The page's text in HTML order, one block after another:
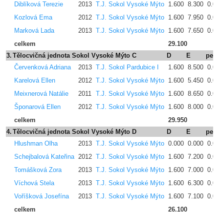
Diblíková Terezie
2013 T.J. Sokol Vysoké Mýto 1.600 8.300
Kozlová Ema
2012 T.J. Sokol Vysoké Mýto 1.600 7.950
Marková Lada
2013 T.J. Sokol Vysoké Mýto 1.600 7.650
celkem
29.100
3. Tělocvičná jednota Sokol Vysoké Mýto C D E
pen
Červenková Adriana
2013 T.J. Sokol Pardubice I 1.600 8.500
Karelová Ellen
2012 T.J. Sokol Vysoké Mýto 1.600 5.450
Meixnerová Natálie
2011 T.J. Sokol Vysoké Mýto 1.600 8.650
Šponarová Ellen
2012 T.J. Sokol Vysoké Mýto 1.600 8.000
celkem
29.950
4. Tělocvičná jednota Sokol Vysoké Mýto D D E
pen
Hlushman Olha
2013 T.J. Sokol Vysoké Mýto 0.000 0.000
Schejbalová Kateřina 2012 T.J. Sokol Vysoké Mýto 1.600 7.200
Tomášková Zora
2013 T.J. Sokol Vysoké Mýto 1.600 7.000
Víchová Stela
2013 T.J. Sokol Vysoké Mýto 1.600 6.300
Voříšková Josefína
2013 T.J. Sokol Vysoké Mýto 1.600 7.100
celkem
26.100